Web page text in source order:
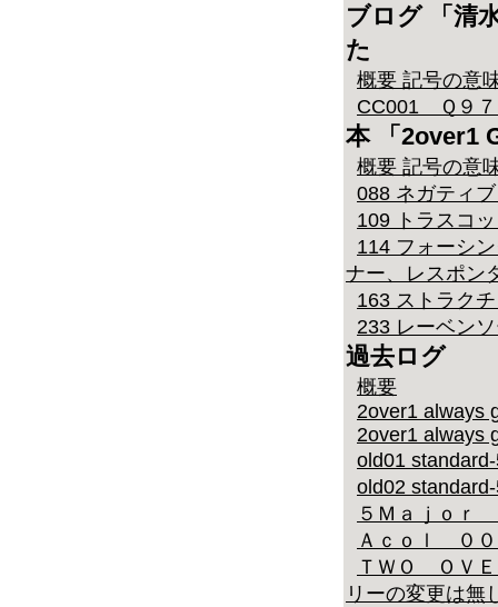
ブログ 「清
た
概要 記号の意
CC001 Ｑ９
本 「2over1
概要 記号の意
088 ネガティ
109 トラスコ
114 フォーシ
ナー、レスポン
163 ストラク
233 レーベン
過去ログ
概要
2over1 always
2over1 always
old01
old02
５Ｍａｊｏ
Ａｃｏｌ ０
ＴＷＯ ＯＶ
リーの変更は